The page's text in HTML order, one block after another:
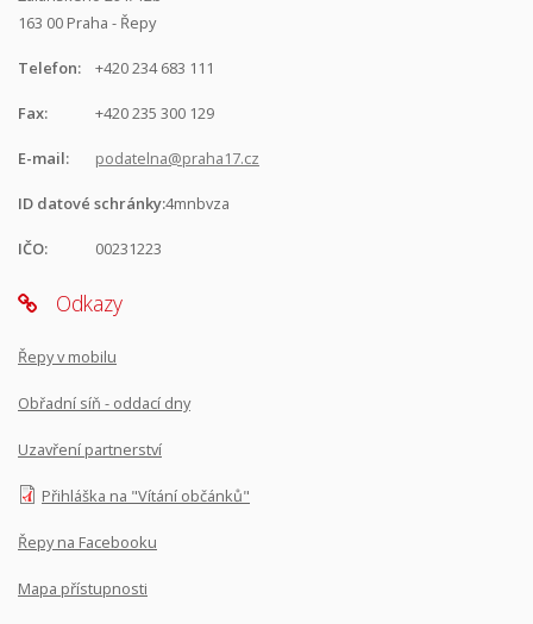
163 00 Praha - Řepy
Telefon: +420 234 683 111
Fax: +420 235 300 129
E-mail: podatelna@praha17.cz
ID datové schránky:4mnbvza
IČO: 00231223
Odkazy
Řepy v mobilu
Obřadní síň - oddací dny
Uzavření partnerství
Přihláška na "Vítání občánků"
Řepy na Facebooku
Mapa přístupnosti